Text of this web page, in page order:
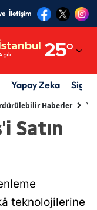
İletişim
İstanbul 25°
Adıyaman
Afyonkarahisar
Ağrı
Amasya
Antalya
Artvin
Yapay Zeka
Haberler
Satın
teknolojilerine